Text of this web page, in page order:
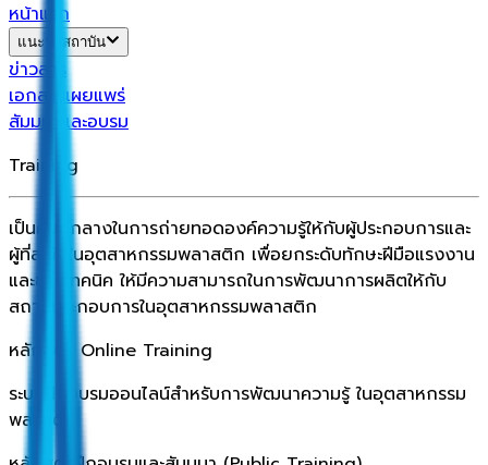
หน้าแรก
แนะนำสถาบัน
ข่าวสาร
เอกสารเผยแพร่
สัมมนาและอบรม
Training
เป็นศูนย์กลางในการถ่ายทอดองค์ความรู้ให้กับผู้ประกอบการและ
ผู้ที่สนใจในอุตสาหกรรมพลาสติก เพื่อยกระดับทักษะฝีมือแรงงาน
และช่างเทคนิค ให้มีความสามารถในการพัฒนาการผลิตให้กับ
สถานประกอบการในอุตสาหกรรมพลาสติก
หลักสูตร Online Training
ระบบฝึกอบรมออนไลน์สำหรับการพัฒนาความรู้ ในอุตสาหกรรม
พลาสติก